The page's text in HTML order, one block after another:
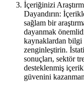
İçeriğinizi
Dayandırın:
sağlam bir
dayanmak
kaynaklardan
zenginleştirin.
sonuçları, sektör
desteklenmiş
güvenini